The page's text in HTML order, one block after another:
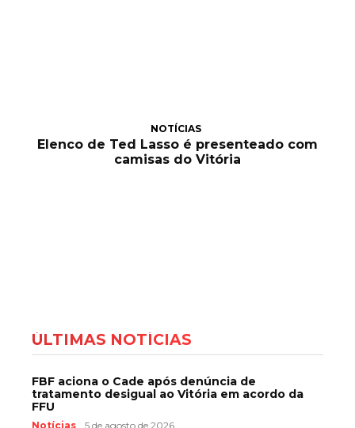
NOTÍCIAS
Elenco de Ted Lasso é presenteado com
camisas do Vitória
ÚLTIMAS NOTÍCIAS
FBF aciona o Cade após denúncia de
tratamento desigual ao Vitória em acordo da
FFU
Notícias 5 de agosto de 2026